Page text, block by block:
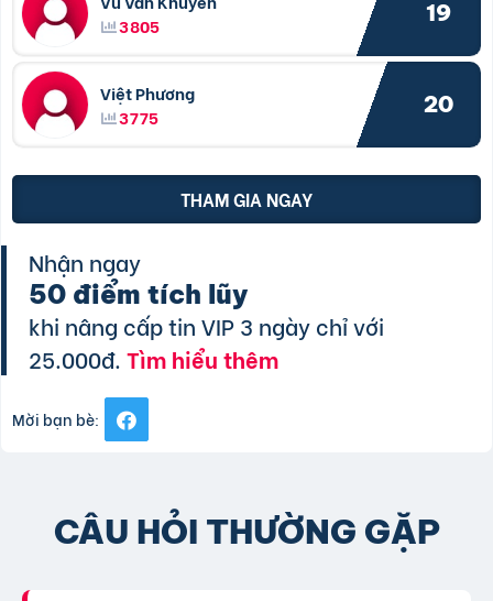
3805
19
Việt Phương
3775
20
THAM GIA NGAY
Nhận ngay
50 điểm tích lũy
khi nâng cấp tin VIP 3 ngày chỉ với
25.000đ.Tìm hiểu thêm
Mời bạn bè:
CÂU HỎI THƯỜNG GẶP